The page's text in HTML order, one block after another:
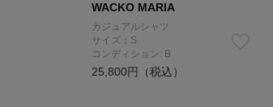
WACKO MARIA
カジュアルシャツ
サイズ：S
コンディション: B
25,800円（税込）